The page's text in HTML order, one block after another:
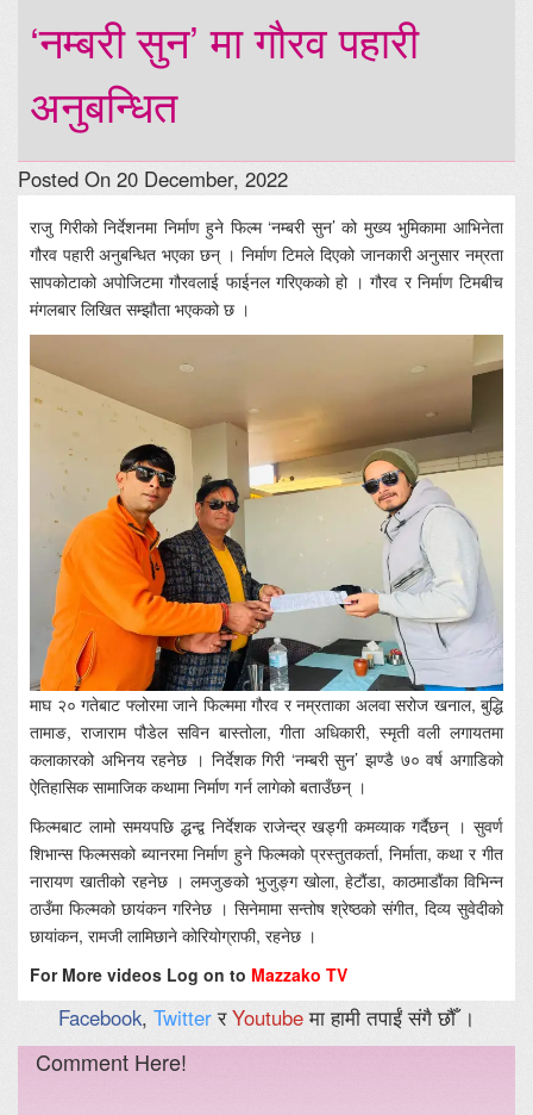
‘नम्बरी सुन’ मा गौरव पहारी
अनुबन्धित
Posted On 20 December, 2022
राजु गिरीको निर्देशनमा निर्माण हुने फिल्म ‘नम्बरी सुन’ को मुख्य भुमिकामा आभिनेता
गौरव पहारी अनुबन्धित भएका छन् । निर्माण टिमले दिएको जानकारी अनुसार नम्रता
सापकोटाको अपोजिटमा गौरवलाई फाईनल गरिएकको हो । गौरव र निर्माण टिमबीच
मंगलबार लिखित सम्झौता भएकको छ ।
माघ २० गतेबाट फ्लोरमा जाने फिल्ममा गौरव र नम्रताका अलवा सरोज खनाल, बुद्धि
तामाङ, राजाराम पौडेल सविन बास्तोला, गीता अधिकारी, स्मृती वली लगायतमा
कलाकारको अभिनय रहनेछ । निर्देशक गिरी ‘नम्बरी सुन’ झण्डै ७० वर्ष अगाडिको
ऐतिहासिक सामाजिक कथामा निर्माण गर्न लागेको बताउँछन् ।
फिल्मबाट लामो समयपछि द्धन्द्व निर्देशक राजेन्द्र खड्गी कमव्याक गर्दैछन् । सुवर्ण
शिभान्स फिल्मसको ब्यानरमा निर्माण हुने फिल्मको प्रस्तुतकर्ता, निर्माता, कथा र गीत
नारायण खातीको रहनेछ । लमजुङको भुजुङ्ग खोला, हेटौंडा, काठमाडौंका विभिन्न
ठाउँमा फिल्मको छायंकन गरिनेछ । सिनेमामा सन्तोष श्रेष्ठको संगीत, दिव्य सुवेदीको
छायांकन, रामजी लामिछाने कोरियोग्राफी, रहनेछ ।
For More videos Log on to Mazzako TV
Facebook, TwitterरYoutubeमा हामी तपाईं संगै छौँ ।
Comment Here!